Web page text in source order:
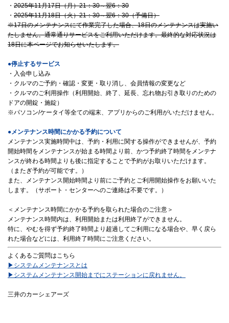
・ 2025年11月17日（月）21：30～翌6：30
・ 2025年11月18日（火）21：30～翌6：30（予備日）
※17日のメンテナンスにて作業完了した場合、18日のメンテナンスは実施い
たしません。通常通りサービスをご利用いただけます。最終的な対応状況は
18日に本ページでお知らせいたします。
●停止するサービス
・入会申し込み
・クルマのご予約・確認・変更・取り消し、会員情報の変更など
・クルマのご利用操作（利用開始、終了、延長、忘れ物お引き取りのための
ドアの開錠・施錠）
※パソコン/ケータイ等全ての端末、アプリからのご利用がいただけません。
●メンテナンス時間にかかる予約について
メンテナンス実施時間中は、予約・利用に関する操作ができませんが、予約
開始時間をメンテナンスが始まる時間より前、かつ予約終了時間をメンテナ
ンスが終わる時間よりも後に指定することで予約がお取りいただけます。
（またぎ予約が可能です。）
また、メンテナンス開始時間より前にご予約とご利用開始操作をお願いいた
します。（サポート・センターへのご連絡は不要です。）
＜メンテナンス時間にかかる予約を取られた場合のご注意＞
メンテナンス時間内は、利用開始または利用終了ができません。
特に、やむを得ず予約終了時間より超過してご利用になる場合や、早く戻ら
れた場合などには、利用終了時間にご注意ください。
よくあるご質問はこちら
▶システムメンテナンスとは
▶システムメンテナンス開始までにステーションに戻れません。
三井のカーシェアーズ